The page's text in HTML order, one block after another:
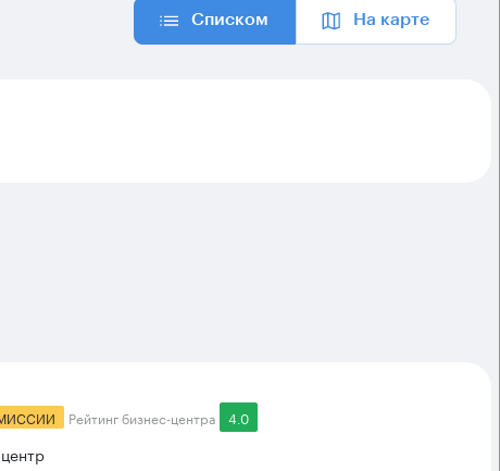
Списком На карте
Рейтинг бизнес-центра 4.0